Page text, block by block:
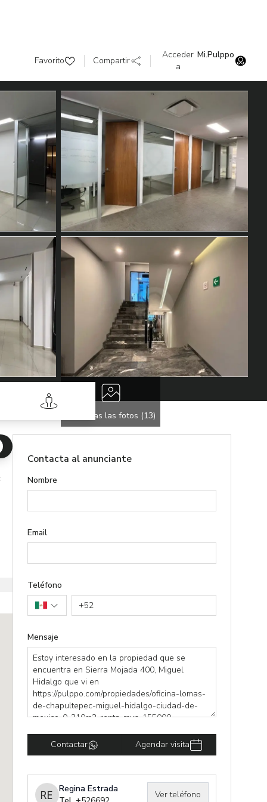
Favorito Compartir
Acceder
a
Mi.Pulppo
Ver todas las fotos (13)
Street View
Hidalgo
Contacta al anunciante
Nombre
Email
Teléfono
+52
Mensaje
Contactar Agendar visita
Regina Estrada
Ver teléfono